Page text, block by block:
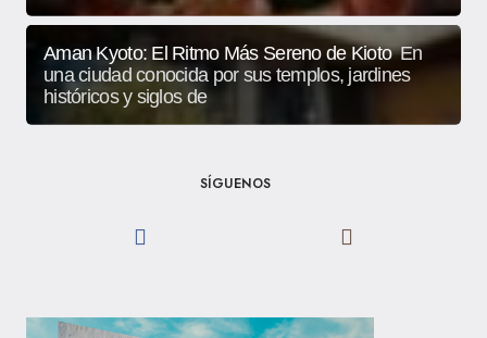
Aman Kyoto: El Ritmo Más Sereno de Kioto En
una ciudad conocida por sus templos, jardines
históricos y siglos de
SÍGUENOS